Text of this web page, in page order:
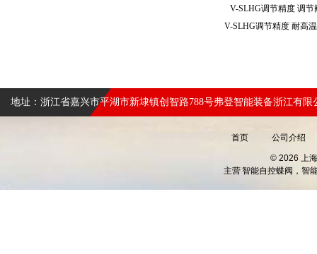
V-SLHG调节精度 调
地址：浙江省嘉兴市平湖市新埭镇创智路788号弗登智能装备浙江有限
首页 公司介绍
© 2026 上
主营智能自控蝶阀，智